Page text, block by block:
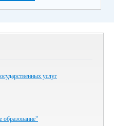
услуг
образование"